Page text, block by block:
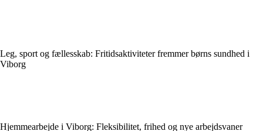
Leg, sport og fællesskab: Fritidsaktiviteter fremmer børns sundhed i
Viborg
Hjemmearbejde i Viborg: Fleksibilitet, frihed og nye arbejdsvaner